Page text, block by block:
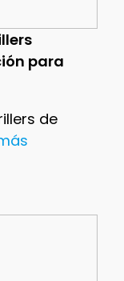
para
de